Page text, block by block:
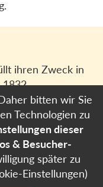
ihren Zweck in
1832
der
und Medien
bitten wir Sie
Technologien zu
dieser
& Besucher-
später zu
Einstellungen)